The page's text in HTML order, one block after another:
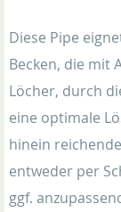
Diese Pipe
Becken, die mit
Löcher, durch
eine optimale
hinein
entweder per
ggf.